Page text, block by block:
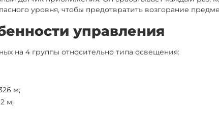
уровня, чтобы предотвратить возгорание
управления
на 4 группы относительно типа освещения:
м;
м;